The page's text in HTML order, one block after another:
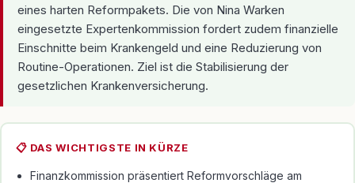
eines harten Reformpakets. Die von Nina Warken
eingesetzte Expertenkommission fordert zudem finanzielle
Einschnitte beim Krankengeld und eine Reduzierung von
Routine-Operationen. Ziel ist die Stabilisierung der
gesetzlichen Krankenversicherung.
📋 DAS WICHTIGSTE IN KÜRZE
Finanzkommission präsentiert Reformvorschläge am